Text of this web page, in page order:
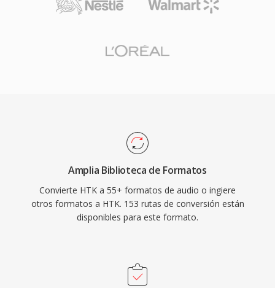
Amplia Biblioteca de Formatos
Convierte HTK a 55+ formatos de audio o ingiere
otros formatos a HTK. 153 rutas de conversión están
disponibles para este formato.